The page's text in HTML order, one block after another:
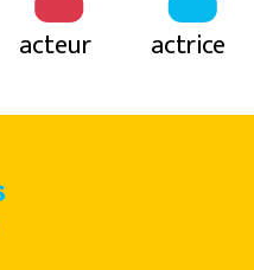
acteur actrice